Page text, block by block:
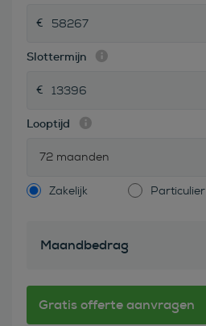
Slottermijn
Looptijd
72 maanden
Zakelijk Particulier
Maandbedrag